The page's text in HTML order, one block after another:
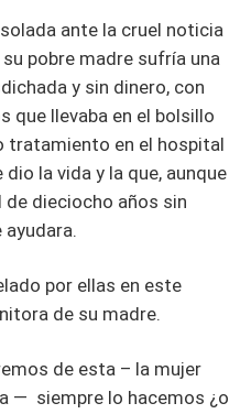
ante la cruel noticia
pobre madre sufría una
y sin dinero, con
que llevaba en el bolsillo
tratamiento en el hospital
la vida y la que, aunque
de dieciocho años sin
ayudara.
por ellas en este
de su madre.
de esta – la mujer
— siempre lo hacemos ¿o